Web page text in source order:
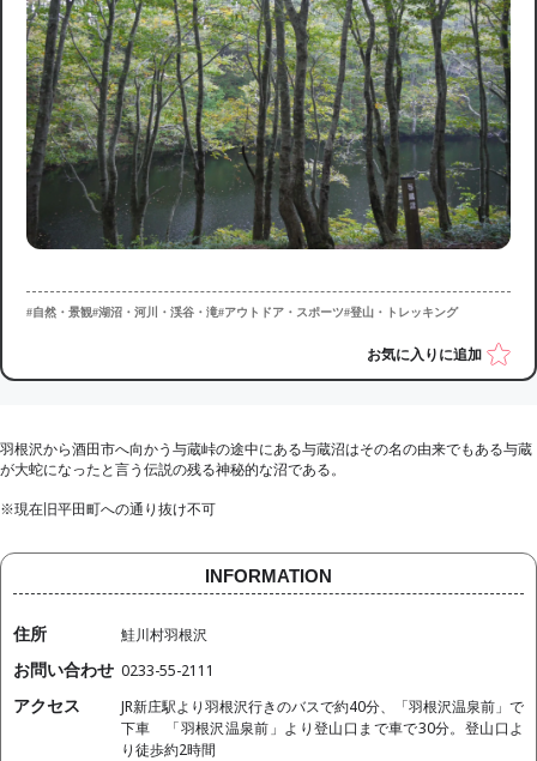
#自然・景観#湖沼・河川・渓谷・滝#アウトドア・スポーツ#登山・トレッキング
お気に入りに追加
羽根沢から酒田市へ向かう与蔵峠の途中にある与蔵沼はその名の由来でもある与蔵
が大蛇になったと言う伝説の残る神秘的な沼である。
※現在旧平田町への通り抜け不可
INFORMATION
住所 鮭川村羽根沢
お問い合わせ 0233-55-2111
アクセス
JR新庄駅より羽根沢行きのバスで約40分、「羽根沢温泉前」で
下車 「羽根沢温泉前」より登山口まで車で30分。登山口よ
り徒歩約2時間